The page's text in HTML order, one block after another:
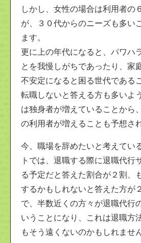
しかし、女性の場合は利用者の
が、３０代からのニーズも多い
ます。
更に上の年代になると、パワハ
とを我慢しがちであったり、家
不安定になると困る世代である
転職しないと答える方も多いよ
は独身者が増えていることから
の利用者が増えることも予想さ
今、職場を辞めたいと考えてい
トでは、退職する際に退職代行
る予定だと答えた割合が２割、
するかもしれないと答えた方が
で、半数近くの方々が退職代行
いうことになり、これは退職方
もそう遠くないのかもしれませ